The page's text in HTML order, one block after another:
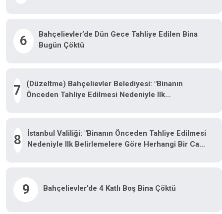
6
Bahçelievler’de Dün Gece Tahliye Edilen Bina
Bugün Çöktü
7
(Düzeltme) Bahçelievler Belediyesi: "Binanın
Önceden Tahliye Edilmesi Nedeniyle Ilk
8
İstanbul Valiliği: "Binanın Önceden Tahliye Edilmesi
Nedeniyle Ilk Belirlemelere Göre Herhangi Bir Can
9 Bahçelievler’de 4 Katlı Boş Bina Çöktü